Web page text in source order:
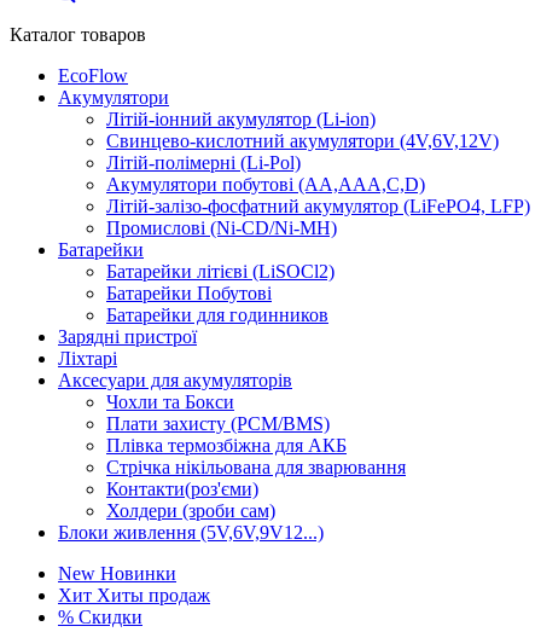
Каталог товаров
EcoFlow
Акумулятори
Літій-іонний акумулятор (Li-ion)
Свинцево-кислотний акумулятори (4V,6V,12V)
Літій-полімерні (Li-Pol)
Акумулятори побутові (AA,AAA,C,D)
Літій-залізо-фосфатний акумулятор (LiFePO4, LFP)
Промислові (Ni-CD/Ni-MH)
Батарейки
Батарейки літієві (LiSOCl2)
Батарейки Побутові
Батарейки для годинников
Зарядні пристрої
Ліхтарі
Аксесуари для акумуляторів
Чохли та Бокси
Плати захисту (PCM/BMS)
Плівка термозбіжна для АКБ
Стрічка нікільована для зварювання
Контакти(роз'єми)
Холдери (зроби сам)
Блоки живлення (5V,6V,9V12...)
New Новинки
Хит Хиты продаж
% Скидки